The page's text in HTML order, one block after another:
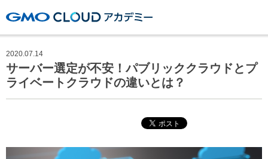
2020.07.14
サーバー選定が不安！パブリッククラウドとプ
ライベートクラウドの違いとは？